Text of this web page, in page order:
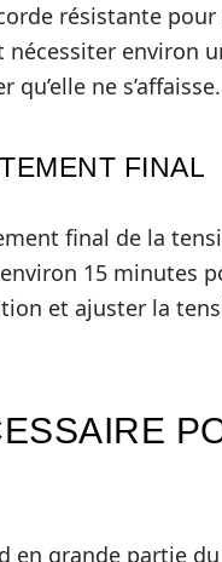
résistante
environ
ne s’affaisse.
FINAL
final de la
15 minutes
et ajuster la
en grande partie